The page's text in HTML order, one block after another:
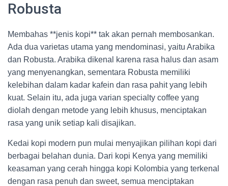
Robusta
Membahas **jenis kopi** tak akan pernah membosankan.
Ada dua varietas utama yang mendominasi, yaitu Arabika
dan Robusta. Arabika dikenal karena rasa halus dan asam
yang menyenangkan, sementara Robusta memiliki
kelebihan dalam kadar kafein dan rasa pahit yang lebih
kuat. Selain itu, ada juga varian specialty coffee yang
diolah dengan metode yang lebih khusus, menciptakan
rasa yang unik setiap kali disajikan.
Kedai kopi modern pun mulai menyajikan pilihan kopi dari
berbagai belahan dunia. Dari kopi Kenya yang memiliki
keasaman yang cerah hingga kopi Kolombia yang terkenal
dengan rasa penuh dan sweet, semua menciptakan